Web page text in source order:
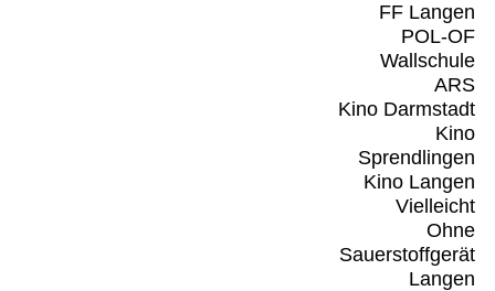
FF Langen
POL-OF
Wallschule
ARS
Kino Darmstadt
Kino
Sprendlingen
Kino Langen
Vielleicht
Ohne
Sauerstoffgerät
Langen